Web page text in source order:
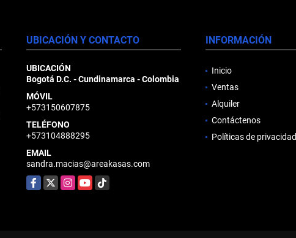
UBICACIÓN Y CONTACTO
UBICACIÓN
Bogotá D.C. - Cundinamarca - Colombia
MÓVIL
+573150607875
TELÉFONO
+573104888295
EMAIL
sandra.macias@areakasas.com
Facebook
X Instagram
YouTubeTikTok
INFORMACIÓN
Inicio
Ventas
Alquiler
Contáctenos
Políticas de privacidad